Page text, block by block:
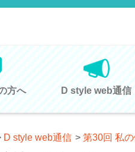
方へ D style web通信
D style web通信 > 第30回 私